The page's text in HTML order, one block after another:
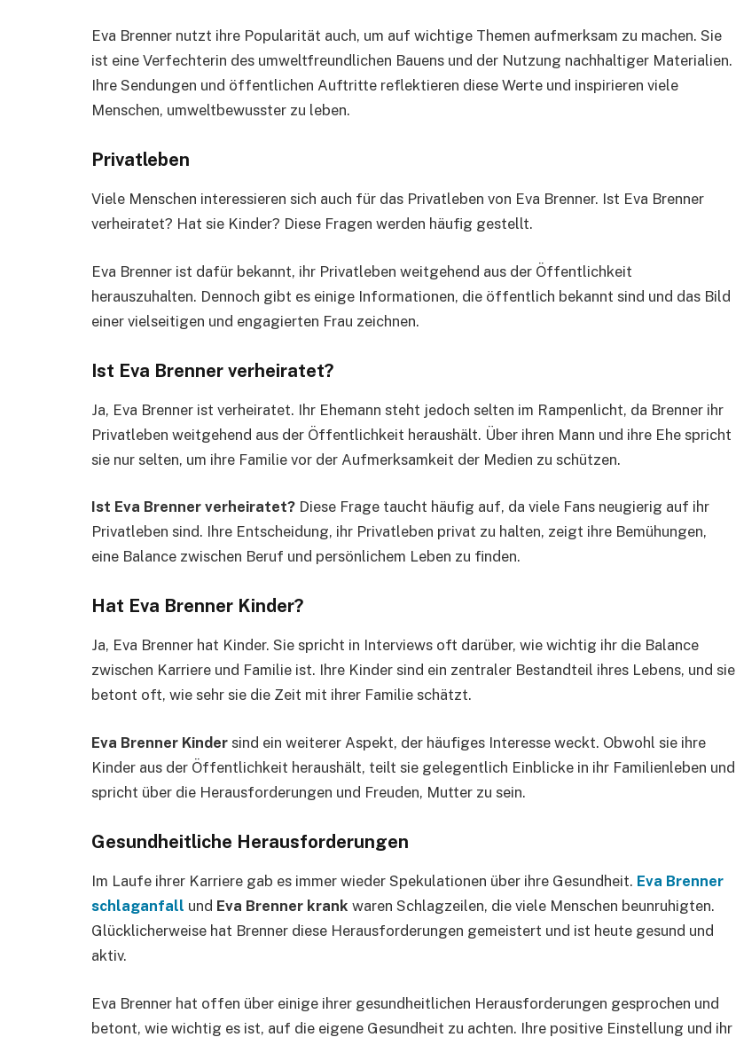
Eva Brenner nutzt ihre Popularität auch, um auf wichtige Themen aufmerksam zu machen. Sie
ist eine Verfechterin des umweltfreundlichen Bauens und der Nutzung nachhaltiger Materialien.
Ihre Sendungen und öffentlichen Auftritte reflektieren diese Werte und inspirieren viele
Menschen, umweltbewusster zu leben.
Privatleben
Viele Menschen interessieren sich auch für das Privatleben von Eva Brenner. Ist Eva Brenner
verheiratet? Hat sie Kinder? Diese Fragen werden häufig gestellt.
Eva Brenner ist dafür bekannt, ihr Privatleben weitgehend aus der Öffentlichkeit
herauszuhalten. Dennoch gibt es einige Informationen, die öffentlich bekannt sind und das Bild
einer vielseitigen und engagierten Frau zeichnen.
Ist Eva Brenner verheiratet?
Ja, Eva Brenner ist verheiratet. Ihr Ehemann steht jedoch selten im Rampenlicht, da Brenner ihr
Privatleben weitgehend aus der Öffentlichkeit heraushält. Über ihren Mann und ihre Ehe spricht
sie nur selten, um ihre Familie vor der Aufmerksamkeit der Medien zu schützen.
Ist Eva Brenner verheiratet? Diese Frage taucht häufig auf, da viele Fans neugierig auf ihr
Privatleben sind. Ihre Entscheidung, ihr Privatleben privat zu halten, zeigt ihre Bemühungen,
eine Balance zwischen Beruf und persönlichem Leben zu finden.
Hat Eva Brenner Kinder?
Ja, Eva Brenner hat Kinder. Sie spricht in Interviews oft darüber, wie wichtig ihr die Balance
zwischen Karriere und Familie ist. Ihre Kinder sind ein zentraler Bestandteil ihres Lebens, und sie
betont oft, wie sehr sie die Zeit mit ihrer Familie schätzt.
Eva Brenner Kinder sind ein weiterer Aspekt, der häufiges Interesse weckt. Obwohl sie ihre
Kinder aus der Öffentlichkeit heraushält, teilt sie gelegentlich Einblicke in ihr Familienleben und
spricht über die Herausforderungen und Freuden, Mutter zu sein.
Gesundheitliche Herausforderungen
Im Laufe ihrer Karriere gab es immer wieder Spekulationen über ihre Gesundheit. Eva Brenner
schlaganfall und Eva Brenner krank waren Schlagzeilen, die viele Menschen beunruhigten.
Glücklicherweise hat Brenner diese Herausforderungen gemeistert und ist heute gesund und
aktiv.
Eva Brenner hat offen über einige ihrer gesundheitlichen Herausforderungen gesprochen und
betont, wie wichtig es ist, auf die eigene Gesundheit zu achten. Ihre positive Einstellung und ihr